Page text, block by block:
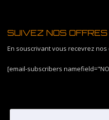
SUIVEZ NOS OFFRES
En souscrivant vous recevrez
[email-subscribers